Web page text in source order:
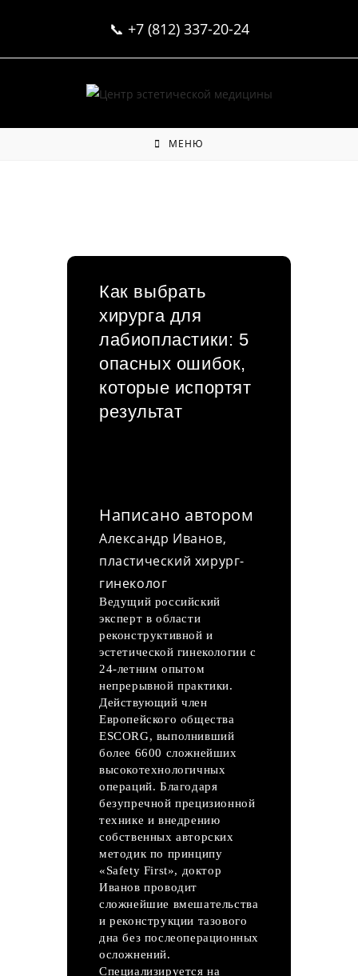
📞 +7 (812) 337-20-24
МЕНЮ
Как выбрать
хирурга для
лабиопластики: 5
опасных ошибок,
которые испортят
результат
Написано автором
Александр Иванов,
пластический хирург-
гинеколог
Ведущий российский
эксперт в области
реконструктивной и
эстетической гинекологии с
24-летним опытом
непрерывной практики.
Действующий член
Европейского общества
ESCORG, выполнивший
более 6600 сложнейших
высокотехнологичных
операций. Благодаря
безупречной прецизионной
технике и внедрению
собственных авторских
методик по принципу
«Safety First», доктор
Иванов проводит
сложнейшие вмешательства
и реконструкции тазового
дна без послеоперационных
осложнений.
Специализируется на